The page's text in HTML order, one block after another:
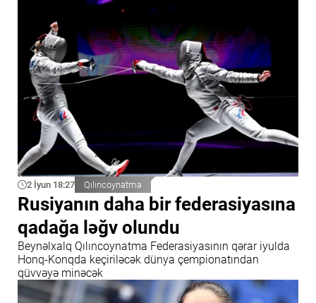
2 İyun 18:27 Qılıncoynatma
Rusiyanın daha bir federasiyasına
qadağa ləğv olundu
Beynəlxalq Qılıncoynatma Federasiyasının qərar iyulda
Honq-Konqda keçiriləcək dünya çempionatından
qüvvəyə minəcək